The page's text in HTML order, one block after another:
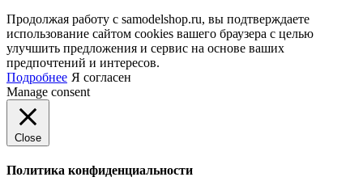
Продолжая работу с samodelshop.ru, вы подтверждаете
использование сайтом cookies вашего браузера с целью
улучшить предложения и сервис на основе ваших
предпочтений и интересов.
Подробнее Я согласен
Manage consent
Close
Политика конфиденциальности